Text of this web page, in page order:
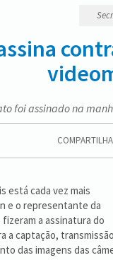
foi assinado na
está cada vez mais
e o representante da
a assinatura do
a captação,
das imagens das